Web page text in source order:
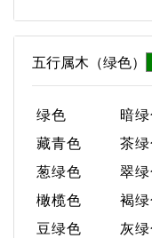
五行属木（绿色）
绿色 暗
藏青色
茶
葱绿色
翠
橄榄色
褐
豆绿色
灰